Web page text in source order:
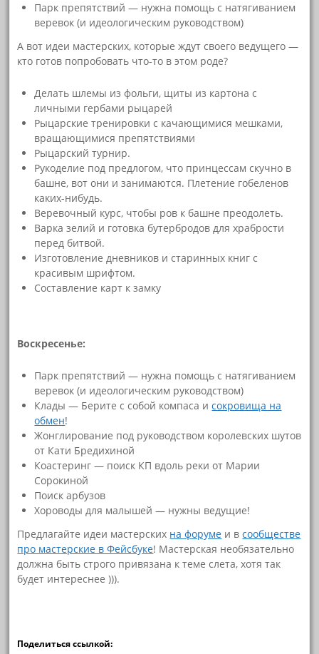
Парк препятствий — нужна помощь с натягиванием
веревок (и идеологическим руководством)
А вот идеи мастерских, которые ждут своего ведущего —
кто готов попробовать что-то в этом роде?
Делать шлемы из фольги, щиты из картона с
личными гербами рыцарей
Рыцарские тренировки с качающимися мешками,
вращающимися препятствиями
Рыцарский турнир.
Рукоделие под предлогом, что принцессам скучно в
башне, вот они и занимаются. Плетение гобеленов
каких-нибудь.
Веревочный курс, чтобы ров к башне преодолеть.
Варка зелий и готовка бутербродов для храбрости
перед битвой.
Изготовление дневников и старинных книг с
красивым шрифтом.
Составление карт к замку
Воскресенье:
Парк препятствий — нужна помощь с натягиванием
веревок (и идеологическим руководством)
Клады — Берите с собой компаса исокровища на
обмен!
Жонглирование под руководством королевских шутов
от Кати Бредихиной
Коастеринг — поиск КП вдоль реки от Марии
Сорокиной
Поиск арбузов
Хороводы для малышей — нужны ведущие!
Предлагайте идеи мастерских на форуме и всообществе
про мастерские в Фейсбуке! Мастерская необязательно
должна быть строго привязана к теме слета, хотя так
будет интереснее ))).
Поделиться ссылкой: